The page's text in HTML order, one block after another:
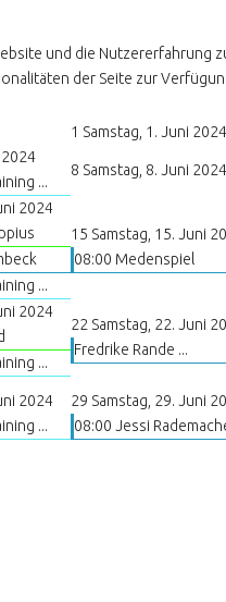
1 Samstag, 1. Juni 2024
2024
...
8 Samstag, 8. Juni 2024
2024
...
15 Samstag, 15. Juni
08:00 Medenspiel
2024
...
22 Samstag, 22. Juni
Fredrike Rande ...
2024
...
29 Samstag, 29. Juni
08:00 Jessi
und die Nutzererfahrung
der Seite zur